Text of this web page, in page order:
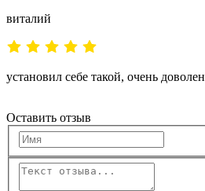
виталий
установил себе такой, очень доволен
Оставить отзыв